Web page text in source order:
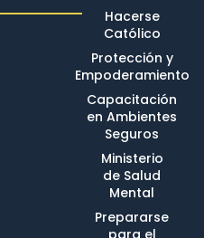
Hacerse
Católico
Protección y
Empoderamiento
Capacitación
en Ambientes
Seguros
Ministerio
de Salud
Mental
Prepararse
para el